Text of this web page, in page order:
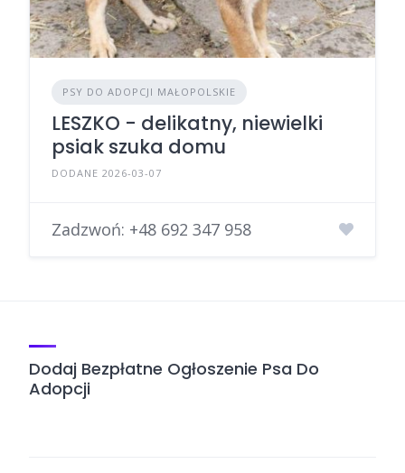
PSY DO ADOPCJI MAŁOPOLSKIE
LESZKO - delikatny, niewielki
psiak szuka domu
DODANE 2026-03-07
Zadzwoń: +48 692 347 958
Dodaj Bezpłatne Ogłoszenie Psa Do
Adopcji